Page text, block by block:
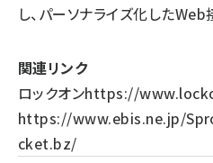
し、パーソナライズ化した
関連リンク
ロックオンhttps://
https://www.ebis.ne.jp/
cket.bz/